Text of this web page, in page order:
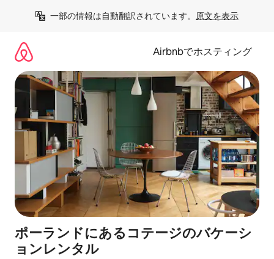
一部の情報は自動翻訳されています。 原文を表示
Airbnbでホスティング
ポーランドにあるコテージのバケーシ
ョンレンタル